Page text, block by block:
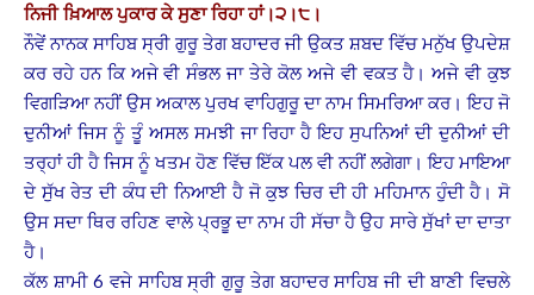
ਨਿਜੀ ਖ਼ਿਆਲ ਪੁਕਾਰ ਕੇ ਸੁਣਾ ਰਿਹਾ ਹਾਂ।੨।੮।
ਨੌਵੇਂ ਨਾਨਕ ਸਾਹਿਬ ਸ੍ਰੀ ਗੁਰੂ ਤੇਗ ਬਹਾਦਰ ਜੀ ਉਕਤ ਸ਼ਬਦ ਵਿੱਚ ਮਨੁੱਖ ਉਪਦੇਸ਼
ਕਰ ਰਹੇ ਹਨ ਕਿ ਅਜੇ ਵੀ ਸੰਭਲ ਜਾ ਤੇਰੇ ਕੋਲ ਅਜੇ ਵੀ ਵਕਤ ਹੈ। ਅਜੇ ਵੀ ਕੁਝ
ਵਿਗੜਿਆ ਨਹੀਂ ਉਸ ਅਕਾਲ ਪੁਰਖ ਵਾਹਿਗੁਰੂ ਦਾ ਨਾਮ ਸਿਮਰਿਆ ਕਰ। ਇਹ ਜੋ
ਦੁਨੀਆਂ ਜਿਸ ਨੂੰ ਤੂੰ ਅਸਲ ਸਮਝੀ ਜਾ ਰਿਹਾ ਹੈ ਇਹ ਸੁਪਨਿਆਂ ਦੀ ਦੁਨੀਆਂ ਦੀ
ਤਰ੍ਹਾਂ ਹੀ ਹੈ ਜਿਸ ਨੂੰ ਖਤਮ ਹੋਣ ਵਿੱਚ ਇੱਕ ਪਲ ਵੀ ਨਹੀਂ ਲਗੇਗਾ। ਇਹ ਮਾਇਆ
ਦੇ ਸੁੱਖ ਰੇਤ ਦੀ ਕੰਧ ਦੀ ਨਿਆਈ ਹੈ ਜੋ ਕੁਝ ਚਿਰ ਦੀ ਹੀ ਮਹਿਮਾਨ ਹੁੰਦੀ ਹੈ। ਸੋ
ਉਸ ਸਦਾ ਥਿਰ ਰਹਿਣ ਵਾਲੇ ਪ੍ਰਭੂ ਦਾ ਨਾਮ ਹੀ ਸੱਚਾ ਹੈ ਉਹ ਸਾਰੇ ਸੁੱਖਾਂ ਦਾ ਦਾਤਾ
ਹੈ।
ਕੱਲ ਸ਼ਾਮੀ 6 ਵਜੇ ਸਾਹਿਬ ਸ੍ਰੀ ਗੁਰੂ ਤੇਗ ਬਹਾਦਰ ਸਾਹਿਬ ਜੀ ਦੀ ਬਾਣੀ ਵਿਚਲੇ